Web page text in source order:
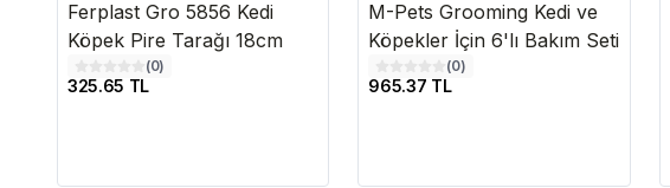
Ferplast Gro 5856 Kedi
Köpek Pire Tarağı 18cm
(0)
325.65 TL
M-Pets Grooming Kedi ve
Köpekler İçin 6'lı Bakım Seti
(0)
965.37 TL